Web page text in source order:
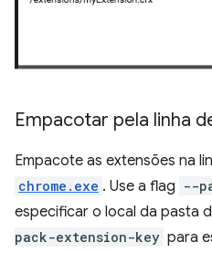
Empacotar pela linha
Empacote as extensões na
chrome.exe . Use a flag --
especificar o local da pasta
pack-extension-key para